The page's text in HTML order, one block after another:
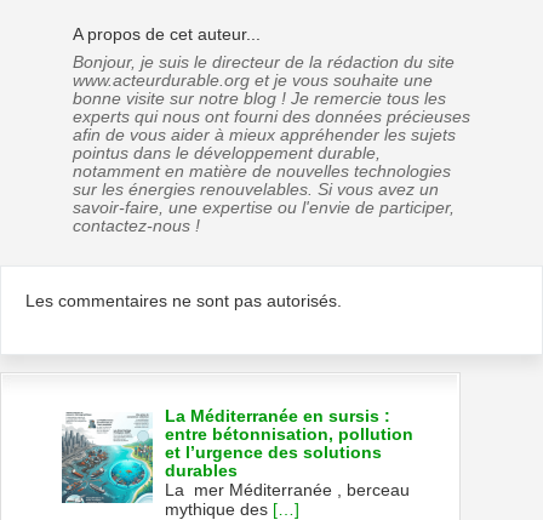
A propos de cet auteur...
Bonjour, je suis le directeur de la rédaction du site
www.acteurdurable.org et je vous souhaite une
bonne visite sur notre blog ! Je remercie tous les
experts qui nous ont fourni des données précieuses
afin de vous aider à mieux appréhender les sujets
pointus dans le développement durable,
notamment en matière de nouvelles technologies
sur les énergies renouvelables. Si vous avez un
savoir-faire, une expertise ou l'envie de participer,
contactez-nous !
Les commentaires ne sont pas autorisés.
La Méditerranée en sursis :
entre bétonnisation, pollution
et l’urgence des solutions
durables
La mer Méditerranée , berceau
mythique des […]